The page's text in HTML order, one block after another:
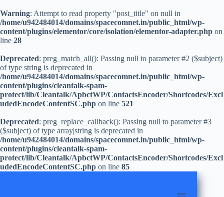
Warning: Attempt to read property "post_title" on null in
/home/u942484014/domains/spacecomnet.in/public_html/wp-
content/plugins/elementor/core/isolation/elementor-adapter.php on
line 28
Deprecated: preg_match_all(): Passing null to parameter #2 ($subject)
of type string is deprecated in
/home/u942484014/domains/spacecomnet.in/public_html/wp-
content/plugins/cleantalk-spam-
protect/lib/Cleantalk/ApbctWP/ContactsEncoder/Shortcodes/Excl
udedEncodeContentSC.php on line 521
Deprecated: preg_replace_callback(): Passing null to parameter #3
($subject) of type array|string is deprecated in
/home/u942484014/domains/spacecomnet.in/public_html/wp-
content/plugins/cleantalk-spam-
protect/lib/Cleantalk/ApbctWP/ContactsEncoder/Shortcodes/Excl
udedEncodeContentSC.php on line 85